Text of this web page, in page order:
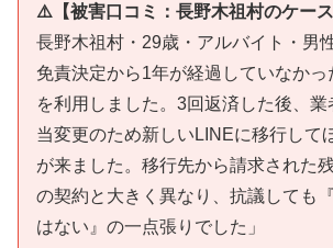
⚠️【被害口コミ：長野木祖村のケース
長野木祖村・29歳・アルバイト・男
免責決定から1年が経過していなかっ
を利用しました。3回返済した後、業
当変更のため新しいLINEに移行して
が来ました。移行先から請求された
の契約と大きく異なり、抗議しても
はない』の一点張りでした」